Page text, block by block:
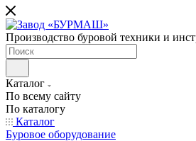
Производство буровой техники и
Каталог
По всему сайту
По каталогу
Каталог
Буровое оборудование